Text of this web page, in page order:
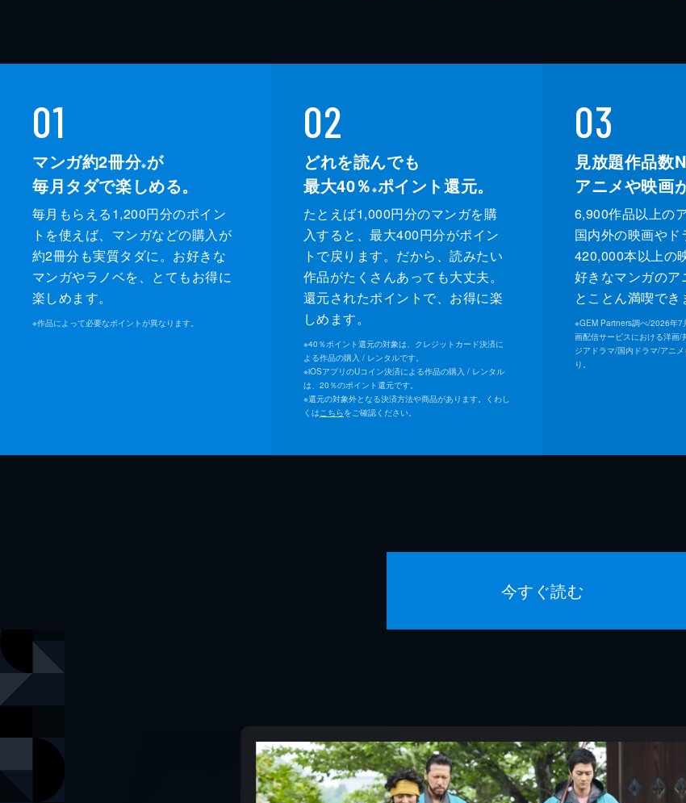
著者
宮木あや子
貫井徳郎
KADOKAWA
角川文庫
01
マンガ約2冊分※が
毎月タダで楽しめる。
毎月もらえる1,200円分のポイン
トを使えば、マンガなどの購入が
約2冊分も実質タダに。お好きな
マンガやラノベを、とてもお得に
楽しめます。
※作品によって必要なポイントが異なります。
02
どれを読んでも
最大40％ ※ポイント還元。
たとえば1,000円分のマンガを購
入すると、最大400円分がポイン
トで戻ります。だから、読みたい
作品がたくさんあっても大丈夫。
還元されたポイントで、お得に楽
しめます。
※40％ポイント還元の対象は、クレジットカード決済に
よる作品の購入 / レンタルです。
※iOSアプリのUコイン決済による作品の購入 / レンタル
は、20％のポイント還元です。
※還元の対象外となる決済方法や商品があります。くわし
くはこちらをご確認ください。
03
見放題作品数
アニメや映画
6,900作品以上の
国内外の映画やド
420,000本以上の
好きなマンガのア
とことん満喫でき
※GEM Partners調べ/2026年7
画配信サービスにおける洋画/
ジアドラマ/国内ドラマ/アニ
り。
今すぐ読む